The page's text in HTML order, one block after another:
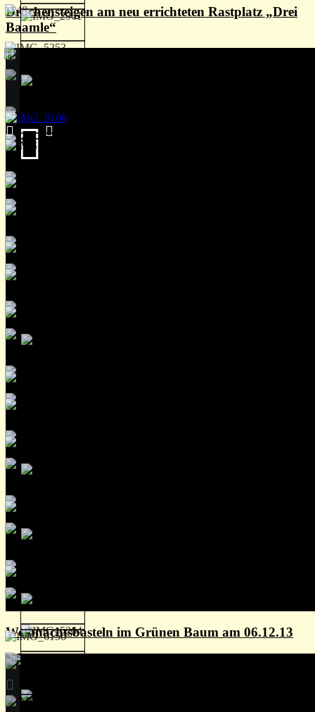
Drachensteigen am neu errichteten Rastplatz „Drei
Baamle“
Weihnachtsbasteln im Grünen Baum am 06.12.13